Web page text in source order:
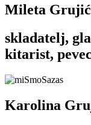
Mileta Grujić
skladatelj,
kitarist, pevec
Karolina